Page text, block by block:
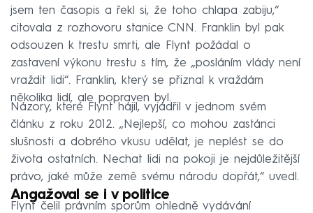
jsem ten časopis a řekl si, že toho chlapa zabiju,“
citovala z rozhovoru stanice CNN. Franklin byl pak
odsouzen k trestu smrti, ale Flynt požádal o
zastavení výkonu trestu s tím, že „posláním vlády není
vraždit lidi“. Franklin, který se přiznal k vraždám
několika lidí, ale popraven byl.
Názory, které Flynt hájil, vyjádřil v jednom svém
článku z roku 2012. „Nejlepší, co mohou zastánci
slušnosti a dobrého vkusu udělat, je neplést se do
života ostatních. Nechat lidi na pokoji je nejdůležitější
právo, jaké může země svému národu dopřát,“ uvedl.
Angažoval se i v politice
Flynt čelil právním sporům ohledně vydávání